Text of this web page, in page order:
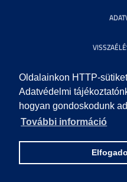
Oldalainkon HTTP-
Adatvédelmi
hogyan gondoskodunk
További információ